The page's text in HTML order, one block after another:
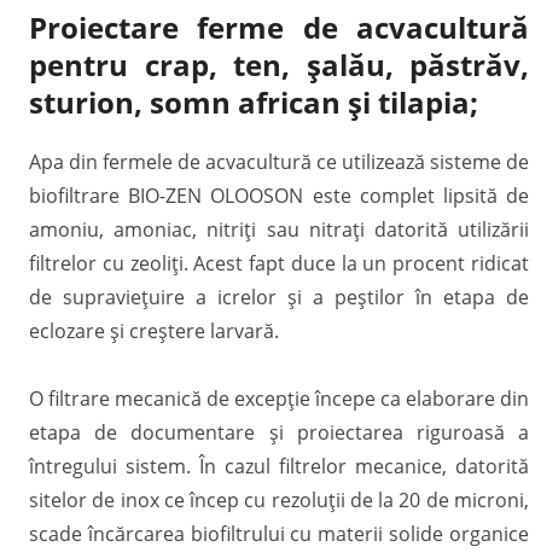
Proiectare ferme de acvacultură
pentru crap, ten, şalău, păstrăv,
sturion, somn african și tilapia;
Apa din fermele de acvacultură ce utilizează sisteme de
biofiltrare BIO-ZEN OLOOSON este complet lipsită de
amoniu, amoniac, nitriți sau nitrați datorită utilizării
filtrelor cu zeoliți. Acest fapt duce la un procent ridicat
de supraviețuire a icrelor și a peștilor în etapa de
eclozare și creștere larvară.
O filtrare mecanică de excepție începe ca elaborare din
etapa de documentare și proiectarea riguroasă a
întregului sistem. În cazul filtrelor mecanice, datorită
sitelor de inox ce încep cu rezoluții de la 20 de microni,
scade încărcarea biofiltrului cu materii solide organice